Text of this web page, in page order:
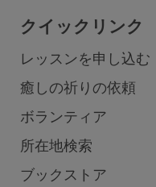
クイックリンク
レッスンを申し込む
癒しの祈りの依頼
ボランティア
所在地検索
ブックストア